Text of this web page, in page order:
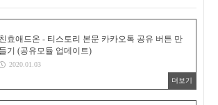
친효애드온 - 티스토리 본문 카카오톡 공유 버튼 만
들기 (공유모듈 업데이트)
2020.01.03
더보기